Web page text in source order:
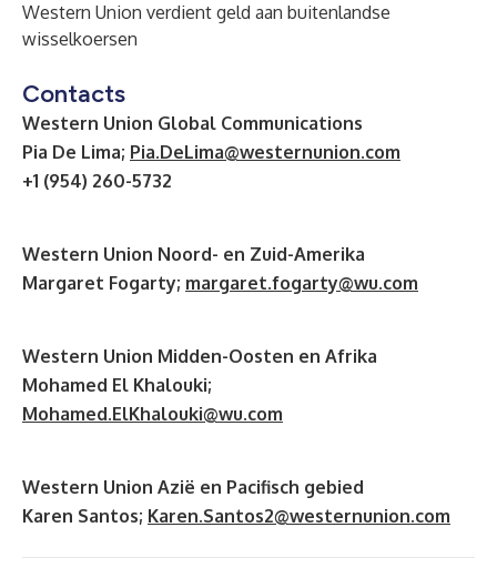
Western Union verdient geld aan buitenlandse
wisselkoersen
Contacts
Western Union Global Communications
Pia De Lima; Pia.DeLima@westernunion.com
+1 (954) 260-5732
Western Union Noord- en Zuid-Amerika
Margaret Fogarty; margaret.fogarty@wu.com
Western Union Midden-Oosten en Afrika
Mohamed El Khalouki;
Mohamed.ElKhalouki@wu.com
Western Union Azië en Pacifisch gebied
Karen Santos; Karen.Santos2@westernunion.com